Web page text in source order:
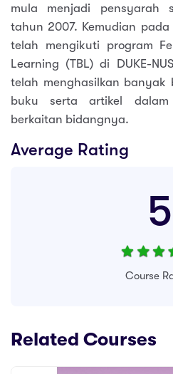
mula menjadi pensyarah
tahun 2007. Kemudian
telah mengikuti program
Learning (TBL) di DUKE-
telah menghasilkan
buku serta artikel dalam
berkaitan bidangnya.
Average Rating
5
Course
Related Courses